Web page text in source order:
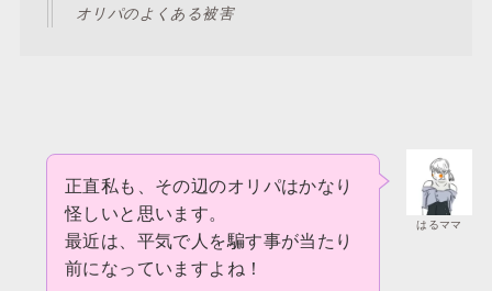
オリパのよくある被害
はるママ
正直私も、その辺のオリパはかなり
怪しいと思います。
最近は、平気で人を騙す事が当たり
前になっていますよね！